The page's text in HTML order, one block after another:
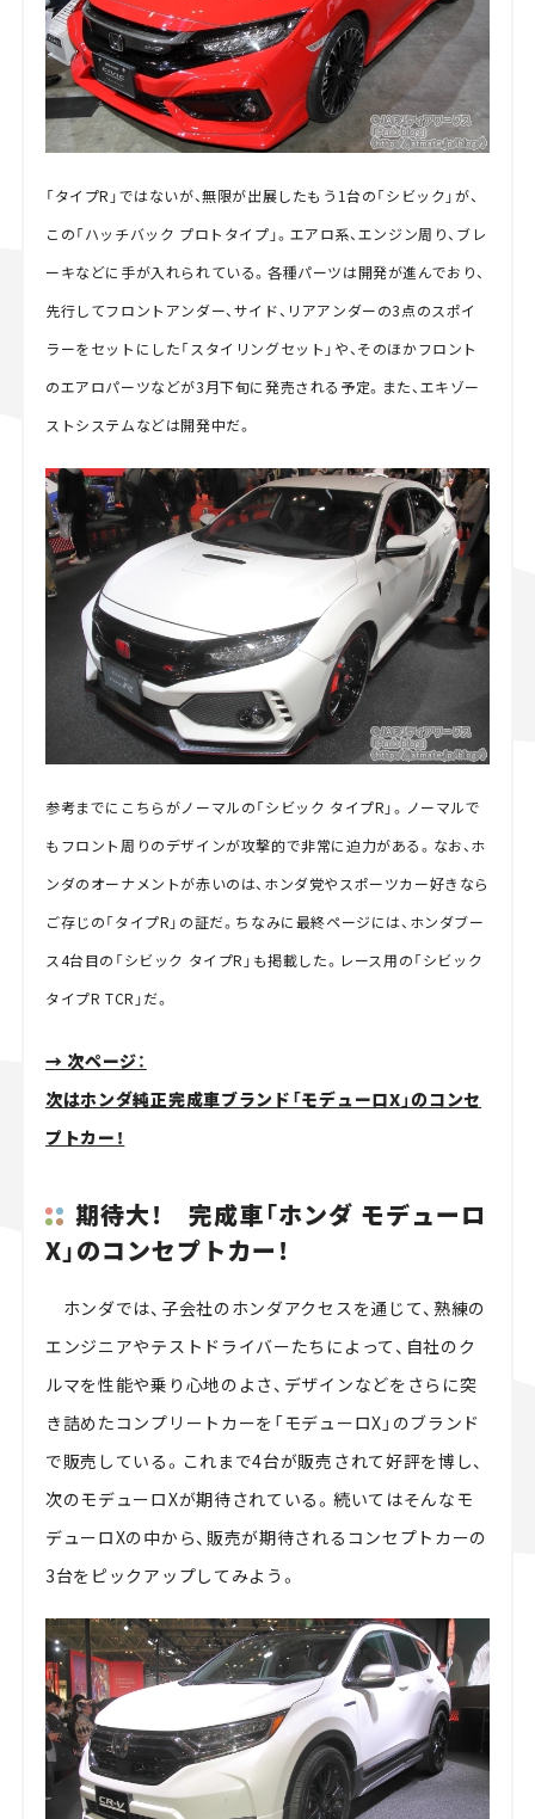
「タイプR」ではないが、無限が出展したもう1台の「シビック」が、
この「ハッチバック プロトタイプ」。エアロ系、エンジン周り、ブレ
ーキなどに手が入れられている。各種パーツは開発が進んでおり、
先行してフロントアンダー、サイド、リアアンダーの3点のスポイ
ラーをセットにした「スタイリングセット」や、そのほかフロント
のエアロパーツなどが3月下旬に発売される予定。また、エキゾー
ストシステムなどは開発中だ。
参考までにこちらがノーマルの「シビック タイプR」。ノーマルで
もフロント周りのデザインが攻撃的で非常に迫力がある。なお、ホ
ンダのオーナメントが赤いのは、ホンダ党やスポーツカー好きなら
ご存じの「タイプR」の証だ。ちなみに最終ページには、ホンダブー
ス4台目の「シビック タイプR」も掲載した。レース用の「シビック
タイプR TCR」だ。
→ 次ページ：
次はホンダ純正完成車ブランド「モデューロX」のコンセ
プトカー！
期待大！ 完成車「ホンダ モデューロ
X」のコンセプトカー！
ホンダでは、子会社のホンダアクセスを通じて、熟練の
エンジニアやテストドライバーたちによって、自社のク
ルマを性能や乗り心地のよさ、デザインなどをさらに突
き詰めたコンプリートカーを「モデューロX」のブランド
で販売している。これまで4台が販売されて好評を博し、
次のモデューロXが期待されている。続いてはそんなモ
デューロXの中から、販売が期待されるコンセプトカーの
3台をピックアップしてみよう。